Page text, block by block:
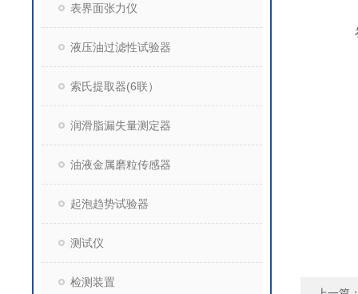
表界面张力仪
液压油过滤性试验器
索氏提取器(6联）
润滑脂漏失量测定器
油液金属磨粒传感器
起泡趋势试验器
测试仪
检测装置